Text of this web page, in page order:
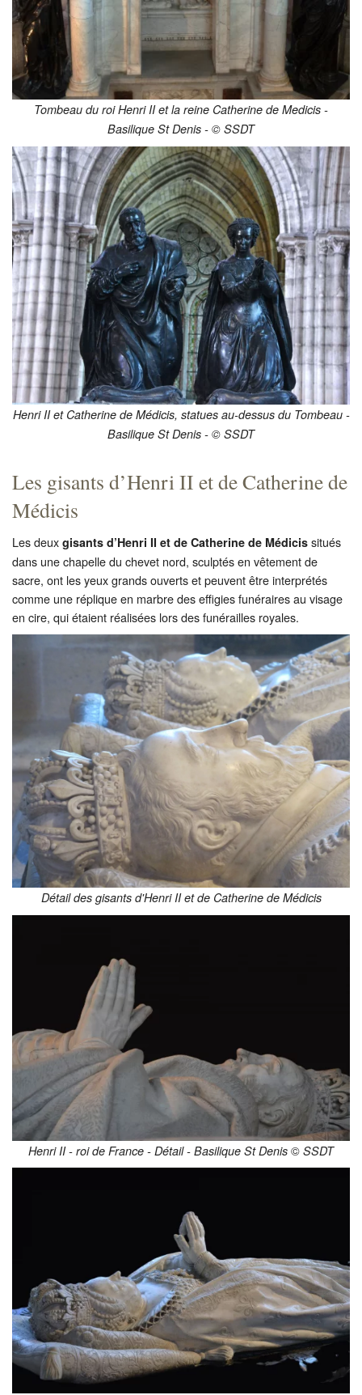
Tombeau du roi Henri II et la reine Catherine de Medicis -
Basilique St Denis - © SSDT
Henri II et Catherine de Médicis, statues au-dessus du Tombeau -
Basilique St Denis - © SSDT
Les gisants d’Henri II et de Catherine de
Médicis
Les deux gisants d’Henri II et de Catherine de Médicis situés
dans une chapelle du chevet nord, sculptés en vêtement de
sacre, ont les yeux grands ouverts et peuvent être interprétés
comme une réplique en marbre des effigies funéraires au visage
en cire, qui étaient réalisées lors des funérailles royales.
Détail des gisants d'Henri II et de Catherine de Médicis
Henri II - roi de France - Détail - Basilique St Denis © SSDT